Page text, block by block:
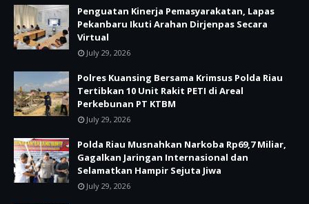
Penguatan Kinerja Pemasyarakatan, Lapas
Pekanbaru Ikuti Arahan Dirjenpas Secara
Virtual
July 29, 2026
Polres Kuansing Bersama Krimsus Polda Riau
Tertibkan 10 Unit Rakit PETI di Areal
Perkebunan PT KTBM
July 29, 2026
Polda Riau Musnahkan Narkoba Rp69,7 Miliar,
Gagalkan Jaringan Internasional dan
Selamatkan Hampir Sejuta Jiwa
July 29, 2026